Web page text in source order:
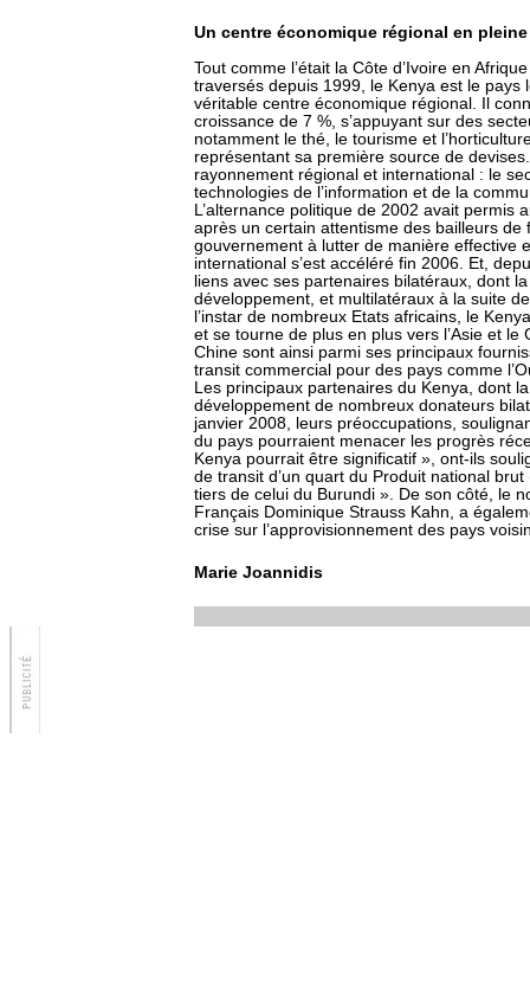
Un centre économique régional en
Tout comme l’était la Côte d’Ivoire en
traversés depuis 1999, le Kenya est le
véritable centre économique régional. Il
croissance de 7 %, s’appuyant sur des
notamment le thé, le tourisme et
représentant sa première source de
rayonnement régional et international : le
technologies de l’information et de la
L’alternance politique de 2002 avait permis
après un certain attentisme des bailleurs de
gouvernement à lutter de manière effective
international s’est accéléré fin 2006. Et,
liens avec ses partenaires bilatéraux, dont
développement, et multilatéraux à la suite
l’instar de nombreux Etats africains, le
et se tourne de plus en plus vers l’Asie et le
Chine sont ainsi parmi ses principaux
transit commercial pour des pays comme
Les principaux partenaires du Kenya, dont
développement de nombreux donateurs
janvier 2008, leurs préoccupations,
du pays pourraient menacer les progrès
Kenya pourrait être significatif », ont-ils
de transit d’un quart du Produit national
tiers de celui du Burundi ». De son côté, le
Français Dominique Strauss Kahn, a
crise sur l’approvisionnement des pays
Marie Joannidis